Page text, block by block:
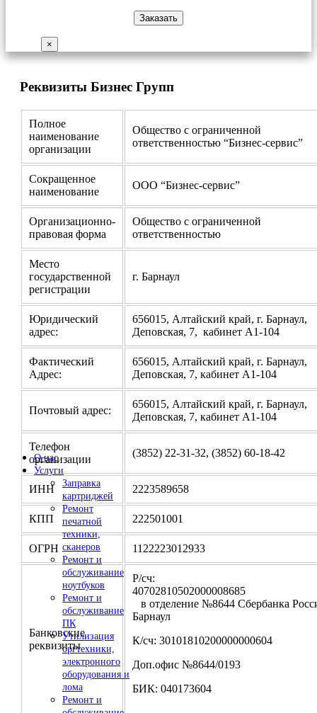
О нас
Услуги
Заправка
картриджей
Ремонт
печатной
техники,
сканеров
Ремонт и
обслуживание
ноутбуков
Ремонт и
обслуживание
ПК
Утилизация
оргтехники,
электронного
оборудования и
лома
Ремонт и
×
Реквизиты Бизнес Групп
Полное
наименование
организации
Общество с ограниченной
ответственностью “Бизнес-сервис”
Сокращенное
наименование
ООО “Бизнес-сервис”
Организационно-
правовая форма
Общество с ограниченной
ответственностью
Место
государственной
регистрации
г. Барнаул
Юридический
адрес:
656015, Алтайский край, г. Барнаул,
Деповская, 7, кабинет А1-104
Фактический
Адрес:
656015, Алтайский край, г. Барнаул,
Деповская, 7, кабинет А1-104
Почтовый адрес:
656015, Алтайский край, г. Барнаул,
Деповская, 7, кабинет А1-104
Телефон
организации
(3852) 22-31-32, (3852) 60-18-42
ИНН 2223589658
КПП 222501001
ОГРН 1122223012933
Банковские
реквизиты
Р/сч:
в отделение №8644 Сбербанка
Барнаул
К/сч: 30101810200000000604
Доп.офис №8644/0193
БИК: 040173604